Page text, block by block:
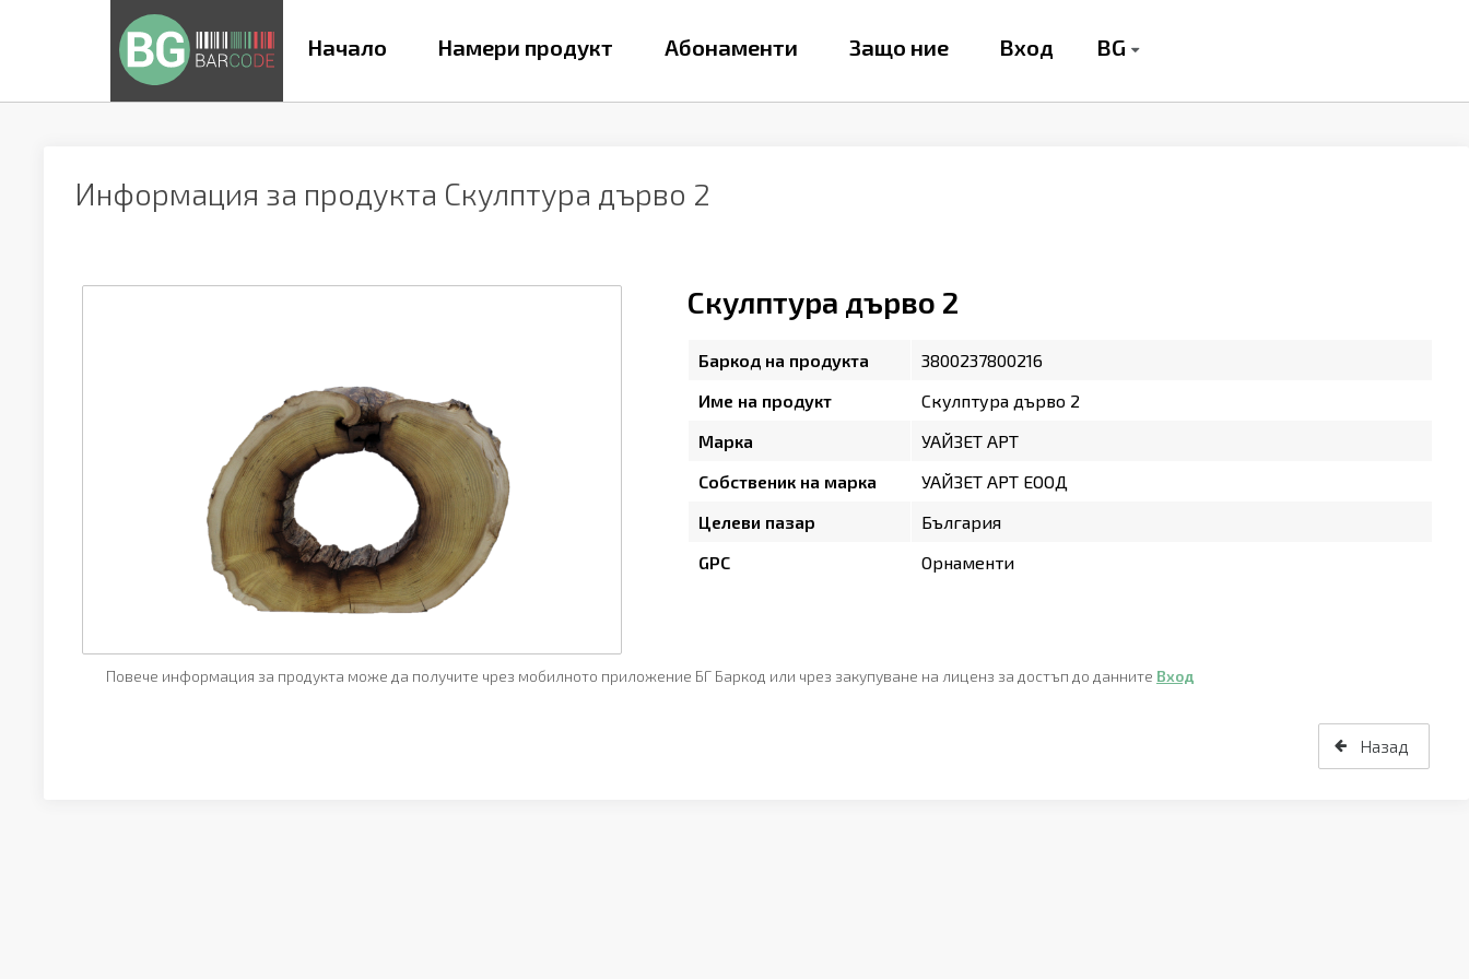
Начало Намери продукт Абонаменти Защо ние Вход BG
Информация за продукта Скулптура дърво 2
Скулптура дърво 2
Баркод на продукта
3800237800216
Име на продукт
Скулптура дърво 2
Марка
УАЙЗЕТ АРТ
Собственик на марка
УАЙЗЕТ АРТ ЕООД
Целеви пазар
България
GPC
Орнаменти
Повече информация за продукта може да получите чрез мобилното приложение БГ Баркод или чрез закупуване на лиценз за достъп до данните Вход
Назад